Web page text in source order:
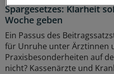
Spargesetzes: Klarheit
Woche geben
Ein Passus des
für Unruhe unter Ärztinnen
Praxisbesonderheiten auf
nicht? Kassenärzte und